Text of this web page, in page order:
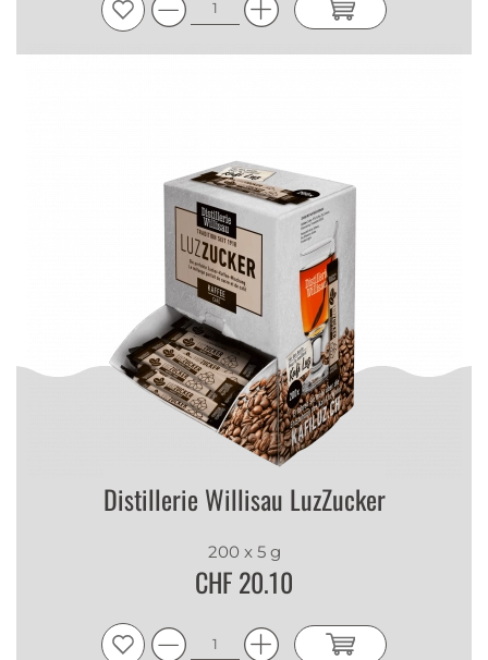
Distillerie Willisau LuzZucker
200 x 5 g
CHF 20.10